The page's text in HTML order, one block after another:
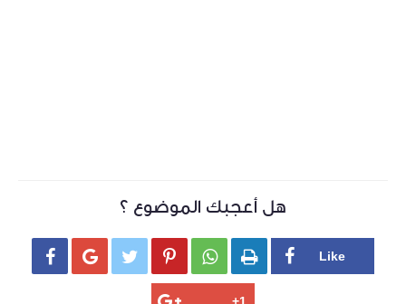
هل أعجبك الموضوع ؟
     